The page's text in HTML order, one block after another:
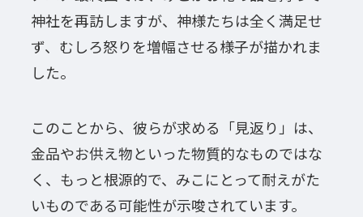
神社を再訪しますが、神様たちは全く満足せ
ず、むしろ怒りを増幅させる様子が描かれま
した。
このことから、彼らが求める「見返り」は、
金品やお供え物といった物質的なものではな
く、もっと根源的で、みこにとって耐えがた
いものである可能性が示唆されています。